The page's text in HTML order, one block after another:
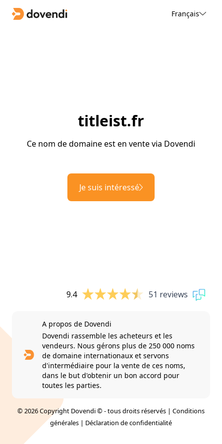
Français
titleist.fr
Ce nom de domaine est en vente via Dovendi
Je suis intéressé
9.4 51 reviews
A propos de Dovendi
Dovendi rassemble les acheteurs et les
vendeurs. Nous gérons plus de 250 000 noms
de domaine internationaux et servons
d'intermédiaire pour la vente de ces noms,
dans le but d'obtenir un bon accord pour
toutes les parties.
© 2026 Copyright Dovendi © - tous droits réservés | Conditions
générales | Déclaration de confidentialité